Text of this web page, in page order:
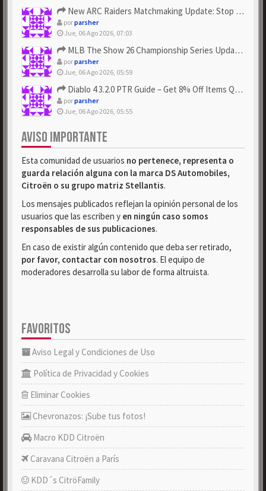
New ARC Raiders Matchmaking Update: Stop Failed - Grab Bluep...
porparsher
Jue, 06 Ago 2026, 07:03
MLB The Show 26 Championship Series Update! Get Cheap & ...
porparsher
Jue, 06 Ago 2026, 05:59
Diablo 4 3.2.0 PTR Guide – Get 8% Off Items Quickly to Test ...
porparsher
Jue, 06 Ago 2026, 05:55
AVISO IMPORTANTE
Esta comunidad de usuarios no pertenece, representa o
guarda relación alguna con la marca DS Automobiles,
Citroën o su grupo matriz Stellantis.
Los mensajes publicados reflejan la opinión personal de los
usuarios que las escriben y en ningún caso somos
responsables de sus publicaciones.
En caso de existir algún contenido que deba ser retirado,
por favor, contactar con nosotros. El equipo de
moderadores desarrolla su labor de forma altruista.
FAVORITOS
Aviso Legal y Condiciones de Uso
Política de Privacidad y Cookies
Eliminar Cookies
Chevronazos: ¡Sube tus fotos!
Macro KDD Citroën
Caravana Citroën a París
KDD´s CitröFamily